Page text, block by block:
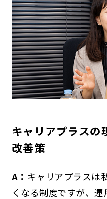
キャリアプラスの
改善策
A： キャリアプラスは
くなる制度ですが、